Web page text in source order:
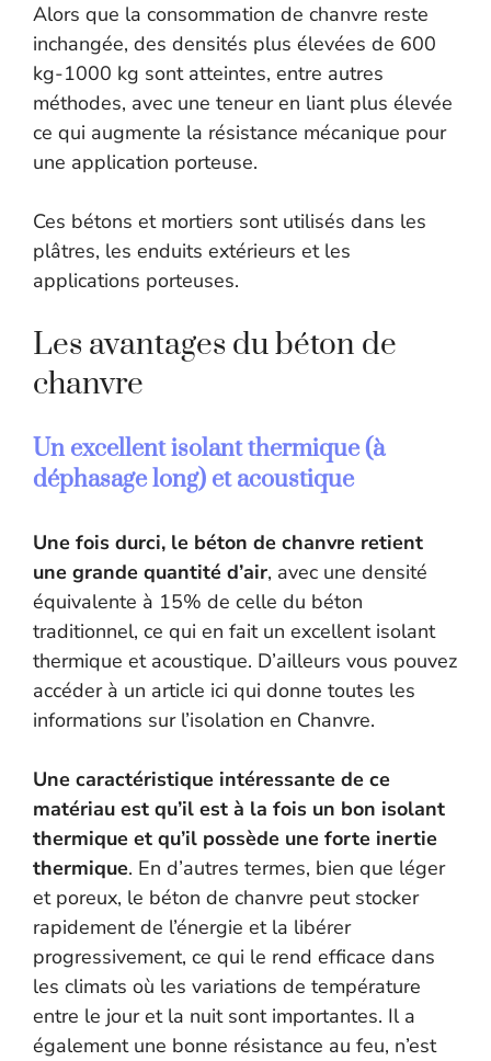
Alors que la consommation de chanvre reste
inchangée, des densités plus élevées de 600
kg-1000 kg sont atteintes, entre autres
méthodes, avec une teneur en liant plus élevée
ce qui augmente la résistance mécanique pour
une application porteuse.
Ces bétons et mortiers sont utilisés dans les
plâtres, les enduits extérieurs et les
applications porteuses.
Les avantages du béton de
chanvre
Un excellent isolant thermique (à
déphasage long) et acoustique
Une fois durci, le béton de chanvre retient
une grande quantité d’air, avec une densité
équivalente à 15% de celle du béton
traditionnel, ce qui en fait un excellent isolant
thermique et acoustique. D’ailleurs vous pouvez
accéder à un article ici qui donne toutes les
informations sur l’isolation en Chanvre.
Une caractéristique intéressante de ce
matériau est qu’il est à la fois un bon isolant
thermique et qu’il possède une forte inertie
thermique. En d’autres termes, bien que léger
et poreux, le béton de chanvre peut stocker
rapidement de l’énergie et la libérer
progressivement, ce qui le rend efficace dans
les climats où les variations de température
entre le jour et la nuit sont importantes. Il a
également une bonne résistance au feu, n’est